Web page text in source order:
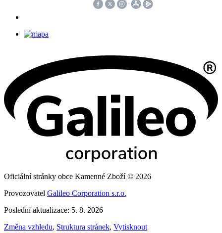
Oficiální stránky obce Kamenné Zboží © 2026
Provozovatel Galileo Corporation s.r.o.
Poslední aktualizace: 5. 8. 2026
Změna vzhledu, Struktura stránek, Vytisknout